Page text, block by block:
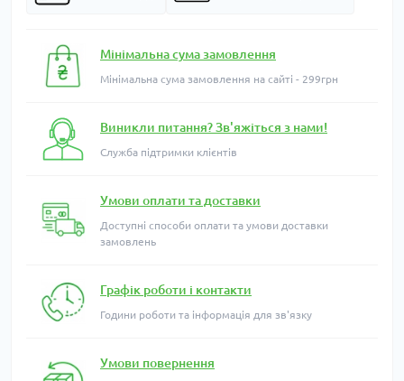
Мінімальна сума замовлення
Мінімальна сума замовлення на сайті - 299грн
Виникли питання? Зв'яжіться з нами!
Служба підтримки клієнтів
Умови оплати та доставки
Доступні способи оплати та умови доставки
замовлень
Графік роботи і контакти
Години роботи та інформація для зв'язку
Умови повернення